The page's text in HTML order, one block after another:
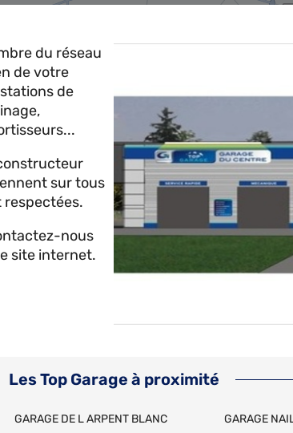
du réseau
de votre
de
sur tous
nous
site internet.
Les Top Garage à proximité
GARAGE DE L ARPENT BLANC
GARAGE